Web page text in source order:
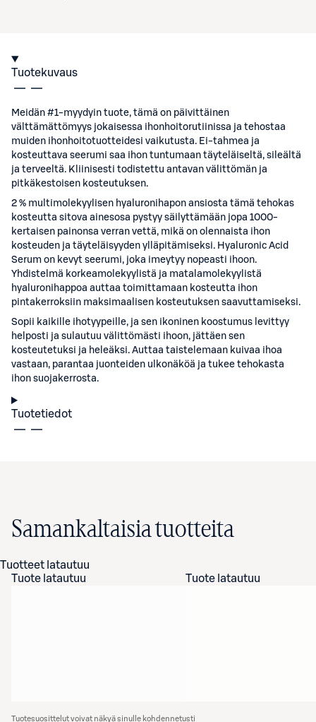
Tuotekuvaus
Meidän #1-myydyin tuote, tämä on päivittäinen
välttämättömyys jokaisessa ihonhoitorutiinissa ja tehostaa
muiden ihonhoitotuotteidesi vaikutusta. Ei-tahmea ja
kosteuttava seerumi saa ihon tuntumaan täyteläiseltä, sileältä
ja terveeltä. Kliinisesti todistettu antavan välittömän ja
pitkäkestoisen kosteutuksen.
2 % multimolekyylisen hyaluronihapon ansiosta tämä tehokas
kosteutta sitova ainesosa pystyy säilyttämään jopa 1000-
kertaisen painonsa verran vettä, mikä on olennaista ihon
kosteuden ja täyteläisyyden ylläpitämiseksi. Hyaluronic Acid
Serum on kevyt seerumi, joka imeytyy nopeasti ihoon.
Yhdistelmä korkeamolekyylistä ja matalamolekyylistä
hyaluronihappoa auttaa toimittamaan kosteutta ihon
pintakerroksiin maksimaalisen kosteutuksen saavuttamiseksi.
Sopii kaikille ihotyypeille, ja sen ikoninen koostumus levittyy
helposti ja sulautuu välittömästi ihoon, jättäen sen
kosteutetuksi ja heleäksi. Auttaa taistelemaan kuivaa ihoa
vastaan, parantaa juonteiden ulkonäköä ja tukee tehokasta
ihon suojakerrosta.
Tuotetiedot
Samankaltaisia tuotteita
Tuotteet latautuu
Tuote latautuu
Tuote latautuu
Tuotesuosittelut voivat näkyä sinulle kohdennetusti